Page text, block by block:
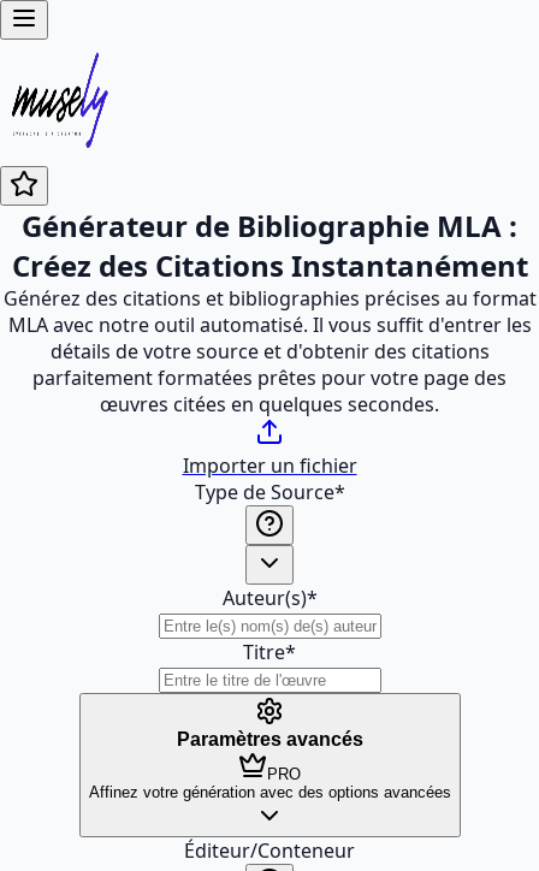
Générateur de Bibliographie MLA :
Créez des Citations Instantanément
Générez des citations et bibliographies précises au format
MLA avec notre outil automatisé. Il vous suffit d'entrer les
détails de votre source et d'obtenir des citations
parfaitement formatées prêtes pour votre page des
œuvres citées en quelques secondes.
Importer un fichier
Type de Source*
Auteur(s)*
Titre*
Paramètres avancés
PRO
Affinez votre génération avec des options avancées
Éditeur/Conteneur